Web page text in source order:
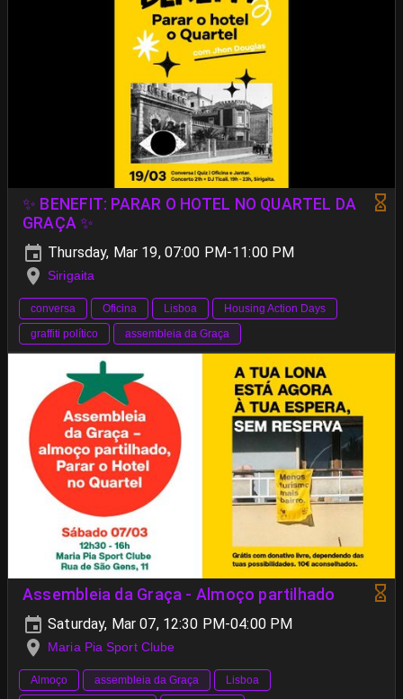
✨ BENEFIT: PARAR O HOTEL NO QUARTEL DA
GRAÇA ✨
Thursday, Mar 19, 07:00 PM-11:00 PM
Sirigaita
conversa Oficina Lisboa
Housing Action Days
graffiti político
assembleia da Graça
Assembleia da Graça - Almoço partilhado
Saturday, Mar 07, 12:30 PM-04:00 PM
Maria Pia Sport Clube
Almoço assembleia da Graça Lisboa